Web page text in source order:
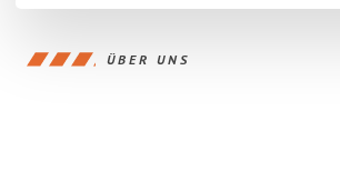
ÜBER UNS